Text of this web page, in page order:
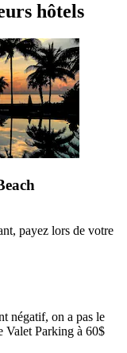
hôtels
payez lors de votre
négatif, on a pas le
Valet Parking à 60$